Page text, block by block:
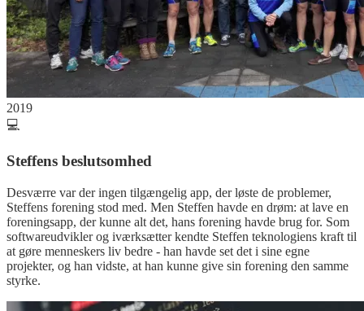
2019
💻
Steffens beslutsomhed
Desværre var der ingen tilgængelig app, der løste de problemer,
Steffens forening stod med. Men Steffen havde en drøm: at lave en
foreningsapp, der kunne alt det, hans forening havde brug for. Som
softwareudvikler og iværksætter kendte Steffen teknologiens kraft til
at gøre menneskers liv bedre - han havde set det i sine egne
projekter, og han vidste, at han kunne give sin forening den samme
styrke.